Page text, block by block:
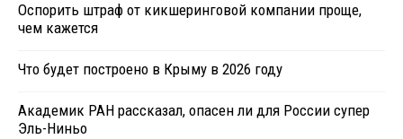
Оспорить штраф от кикшеринговой компании проще,
чем кажется
Что будет построено в Крыму в 2026 году
Академик РАН рассказал, опасен ли для России супер
Эль-Ниньо